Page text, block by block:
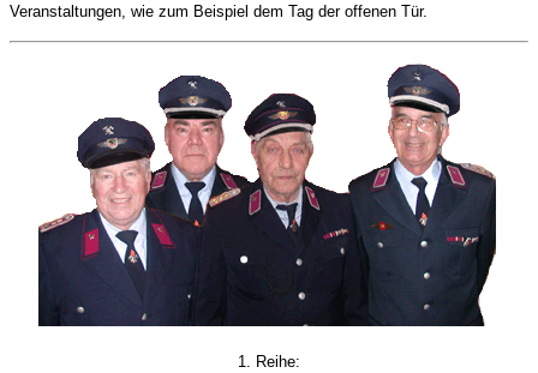
Veranstaltungen, wie zum Beispiel dem Tag der offenen Tür.
1. Reihe: